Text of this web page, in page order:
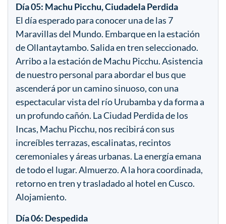
Día 05: Machu Picchu, Ciudadela Perdida
El día esperado para conocer una de las 7
Maravillas del Mundo. Embarque en la estación
de Ollantaytambo. Salida en tren seleccionado.
Arribo a la estación de Machu Picchu. Asistencia
de nuestro personal para abordar el bus que
ascenderá por un camino sinuoso, con una
espectacular vista del río Urubamba y da forma a
un profundo cañón. La Ciudad Perdida de los
Incas, Machu Picchu, nos recibirá con sus
increíbles terrazas, escalinatas, recintos
ceremoniales y áreas urbanas. La energía emana
de todo el lugar. Almuerzo. A la hora coordinada,
retorno en tren y trasladado al hotel en Cusco.
Alojamiento.
Día 06: Despedida